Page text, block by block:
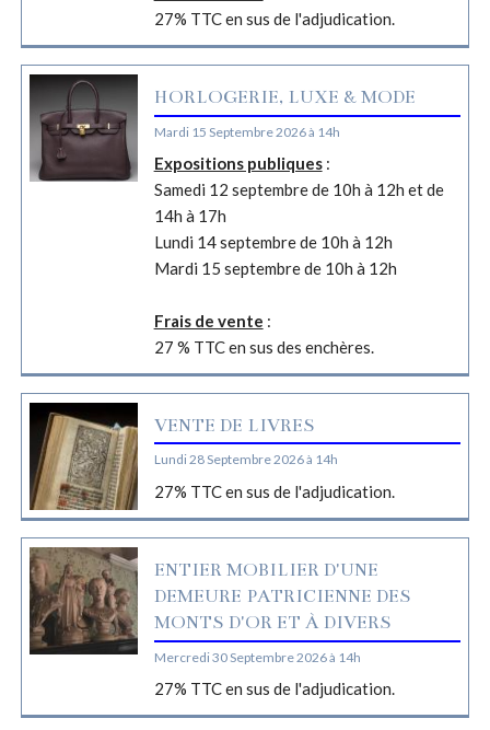
27% TTC en sus de l'adjudication.
HORLOGERIE, LUXE & MODE
Mardi 15 Septembre 2026 à 14h
Expositions publiques:
Samedi 12 septembre de 10h à 12h et de
14h à 17h
Lundi 14 septembre de 10h à 12h
Mardi 15 septembre de 10h à 12h
Frais de vente :
27 % TTC en sus des enchères.
VENTE DE LIVRES
Lundi 28 Septembre 2026 à 14h
27% TTC en sus de l'adjudication.
ENTIER MOBILIER D'UNE
DEMEURE PATRICIENNE DES
MONTS D'OR ET À DIVERS
Mercredi 30 Septembre 2026 à 14h
27% TTC en sus de l'adjudication.